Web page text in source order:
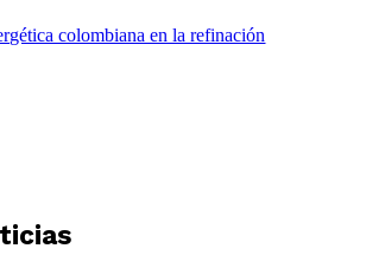
colombiana en la refinación